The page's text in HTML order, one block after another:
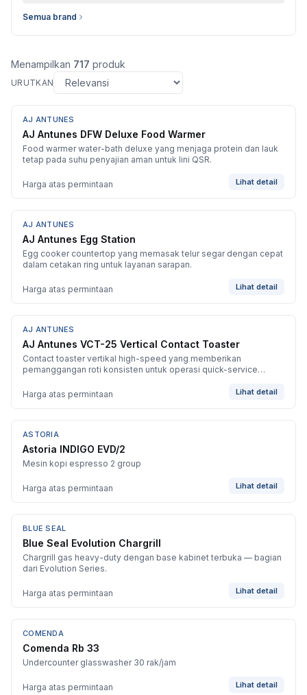
Semua brand
Menampilkan 717 produk
URUTKAN
BARU
AJ ANTUNES
AJ Antunes DFW Deluxe Food Warmer
Food warmer water-bath deluxe yang menjaga protein dan lauk
tetap pada suhu penyajian aman untuk lini QSR.
Harga atas permintaan Lihat detail
BARU
AJ ANTUNES
AJ Antunes Egg Station
Egg cooker countertop yang memasak telur segar dengan cepat
dalam cetakan ring untuk layanan sarapan.
Harga atas permintaan Lihat detail
BARU
AJ ANTUNES
AJ Antunes VCT-25 Vertical Contact Toaster
Contact toaster vertikal high-speed yang memberikan
pemanggangan roti konsisten untuk operasi quick-service
Harga atas permintaan
Lihat detail
BARU
ASTORIA
Astoria INDIGO EVD/2
Mesin kopi espresso 2 group
Harga atas permintaan Lihat detail
BARU
BLUE SEAL
Blue Seal Evolution Chargrill
Chargrill gas heavy-duty dengan base kabinet terbuka — bagian
dari Evolution Series.
Harga atas permintaan Lihat detail
BARU
COMENDA
Comenda Rb 33
Undercounter glasswasher 30 rak/jam
Harga atas permintaan Lihat detail